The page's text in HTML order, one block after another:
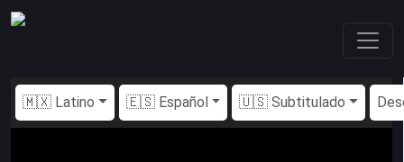
🇲🇽 Latino 🇪🇸 Español 🇺🇸 Subtitulado